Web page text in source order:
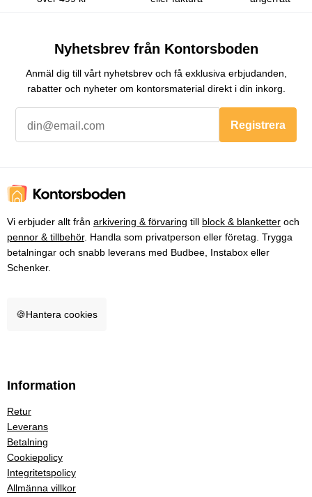
Nyhetsbrev från Kontorsboden
Anmäl dig till vårt nyhetsbrev och få exklusiva erbjudanden,
rabatter och nyheter om kontorsmaterial direkt i din inkorg.
Registrera
Vi erbjuder allt från arkivering & förvaring till block & blanketter och
pennor & tillbehör. Handla som privatperson eller företag. Trygga
betalningar och snabb leverans med Budbee, Instabox eller
Schenker.
🍪Hantera cookies
Information
Retur
Leverans
Betalning
Cookiepolicy
Integritetspolicy
Allmänna villkor